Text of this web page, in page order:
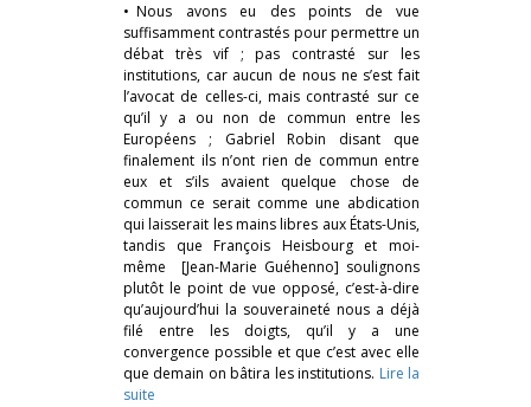
• Nous avons eu des points de vue
suffisamment contrastés pour permettre un
débat très vif ; pas contrasté sur les
institutions, car aucun de nous ne s’est fait
l’avocat de celles-ci, mais contrasté sur ce
qu’il y a ou non de commun entre les
Européens ; Gabriel Robin disant que
finalement ils n’ont rien de commun entre
eux et s’ils avaient quelque chose de
commun ce serait comme une abdication
qui laisserait les mains libres aux États-Unis,
tandis que François Heisbourg et moi-
même [Jean-Marie Guéhenno] soulignons
plutôt le point de vue opposé, c’est-à-dire
qu’aujourd’hui la souveraineté nous a déjà
filé entre les doigts, qu’il y a une
convergence possible et que c’est avec elle
que demain on bâtira les institutions. Lire la
suite